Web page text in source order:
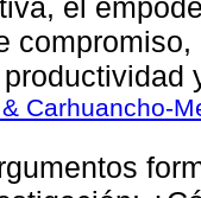
el
Carhuancho-